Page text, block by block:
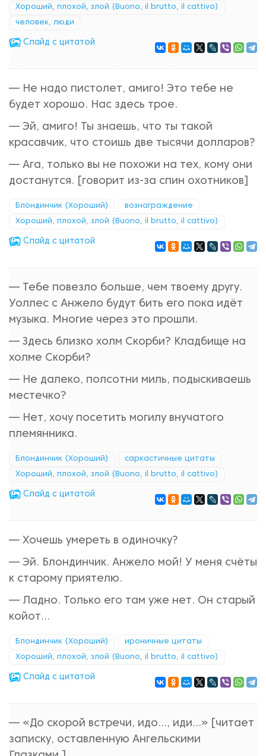
Хороший, плохой, злой (Buono, il brutto, il cattivo)
человек, люди
Cлайд с цитатой
— Не надо пистолет, амиго! Это тебе не
будет хорошо. Нас здесь трое.
— Эй, амиго! Ты знаешь, что ты такой
красавчик, что стоишь две тысячи долларов?
— Ага, только вы не похожи на тех, кому они
достанутся. [говорит из-за спин охотников]
Блондинчик (Хороший) вознаграждение
Хороший, плохой, злой (Buono, il brutto, il cattivo)
Cлайд с цитатой
— Тебе повезло больше, чем твоему другу.
Уоллес с Анжело будут бить его пока идёт
музыка. Многие через это прошли.
— Здесь близко холм Скорби? Кладбище на
холме Скорби?
— Не далеко, полсотни миль, подыскиваешь
местечко?
— Нет, хочу посетить могилу внучатого
племянника.
Блондинчик (Хороший) саркастичные цитаты
Хороший, плохой, злой (Buono, il brutto, il cattivo)
Cлайд с цитатой
— Хочешь умереть в одиночку?
— Эй. Блондинчик. Анжело мой! У меня счёты
к старому приятелю.
— Ладно. Только его там уже нет. Он старый
койот...
Блондинчик (Хороший) ироничные цитаты
Хороший, плохой, злой (Buono, il brutto, il cattivo)
Cлайд с цитатой
— «До скорой встречи, идo…, иди…» [читает
записку, оставленную Ангельскими